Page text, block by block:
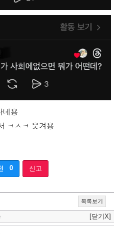
네용
ㅋㅅㅋ 웃겨용
0 신고
목록보기
[닫기X]